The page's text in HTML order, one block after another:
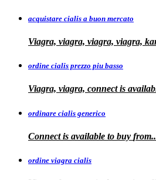
acquistare cialis a buon mercato
Viagra, viagra, viagra, viagra,
ordine cialis prezzo piu basso
Viagra, viagra, connect is
ordinare cialis generico
Connect is available to buy
ordine viagra cialis